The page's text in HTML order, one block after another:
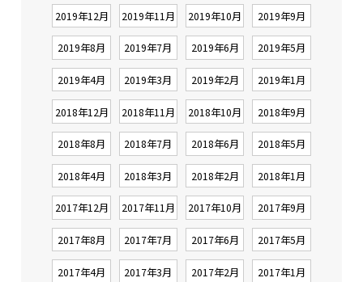
2019年12月 2019年11月 2019年10月 2019年9月
2019年8月 2019年7月 2019年6月 2019年5月
2019年4月 2019年3月 2019年2月 2019年1月
2018年12月 2018年11月 2018年10月 2018年9月
2018年8月 2018年7月 2018年6月 2018年5月
2018年4月 2018年3月 2018年2月 2018年1月
2017年12月 2017年11月 2017年10月 2017年9月
2017年8月 2017年7月 2017年6月 2017年5月
2017年4月 2017年3月 2017年2月 2017年1月